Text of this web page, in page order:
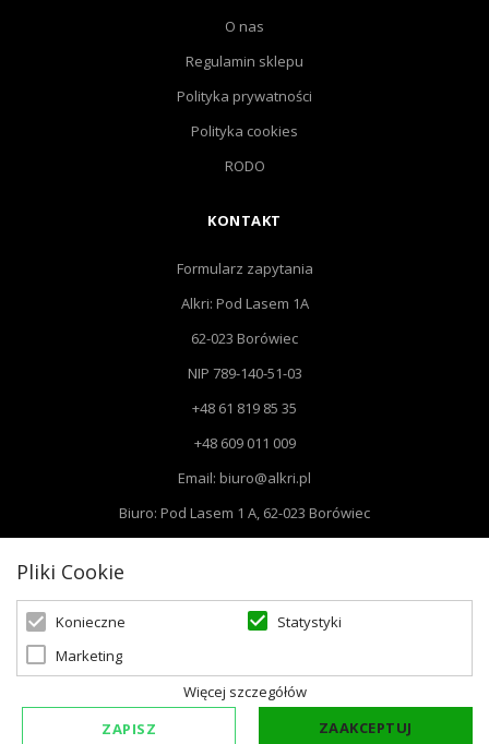
O nas
Regulamin sklepu
Polityka prywatności
Polityka cookies
RODO
KONTAKT
Formularz zapytania
Alkri: Pod Lasem 1A
62-023 Borówiec
NIP 789-140-51-03
+48 61 819 85 35
+48 609 011 009
Email: biuro@alkri.pl
Biuro: Pod Lasem 1 A, 62-023 Borówiec
Pliki Cookie
Konieczne
Statystyki
Marketing
Więcej szczegółów
ZAPISZ
ZAAKCEPTUJ
© 2026 Oświetlenie Marzeń | Powered byzentoshop